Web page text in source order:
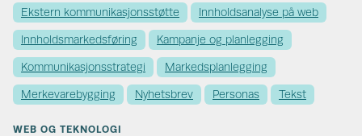
Ekstern kommunikasjons­støtte Innholdsanalyse på web
Innholds­markedsføring Kampanje og planlegging
Kommunikasjons­strategi Markedsplanlegging
Merkevare­bygging Nyhetsbrev Personas Tekst
WEB OG TEKNOLOGI